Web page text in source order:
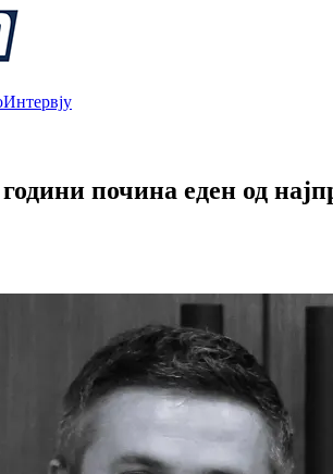
Интервју
почина еден од